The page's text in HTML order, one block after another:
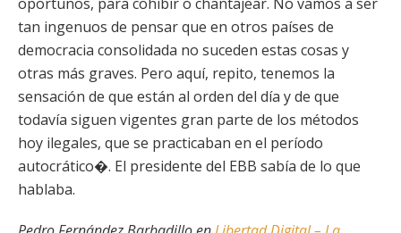
tan ingenuos de pensar que en otros países de
democracia consolidada no suceden estas cosas y
otras más graves. Pero aquí, repito, tenemos la
sensación de que están al orden del día y de que
todavía siguen vigentes gran parte de los métodos
hoy ilegales, que se practicaban en el período
autocrático�. El presidente del EBB sabía de lo que
hablaba.